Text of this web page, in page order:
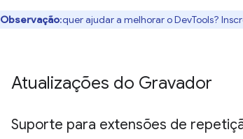
Observação:quer ajudar a melhorar o DevTools?
Atualizações do Gravador
Suporte para extensões de